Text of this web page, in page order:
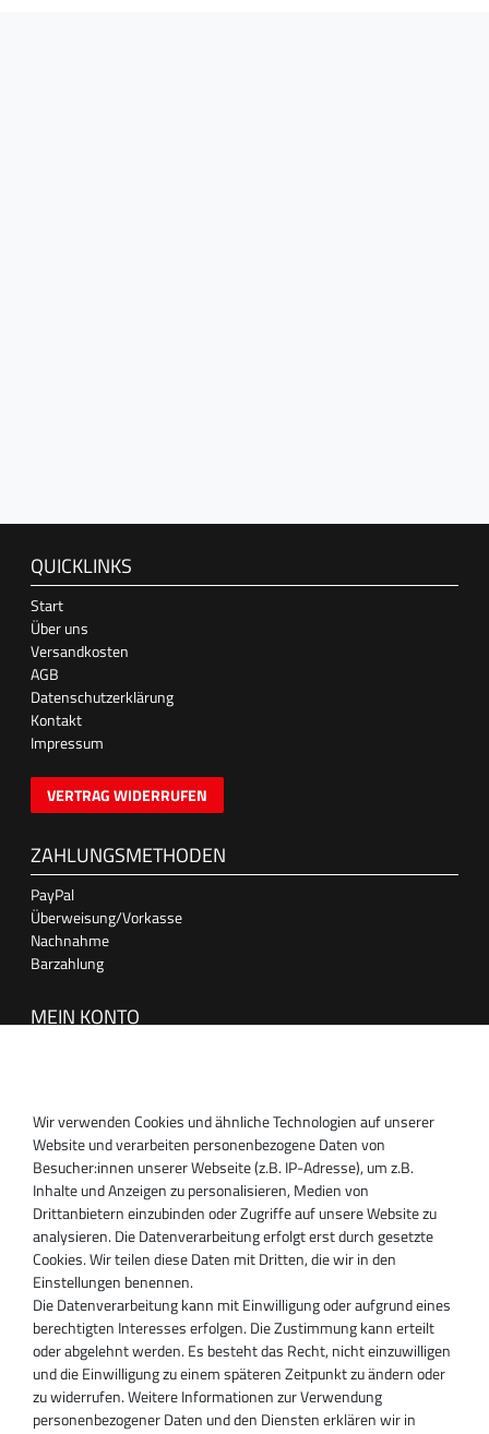
QUICKLINKS
Start
Über uns
Versandkosten
AGB
Datenschutzerklärung
Kontakt
Impressum
VERTRAG WIDERRUFEN
ZAHLUNGSMETHODEN
PayPal
Überweisung/Vorkasse
Nachnahme
Barzahlung
MEIN KONTO
SUPPORT
Inhaber:
Magnos Turbosystems GmbH
Miraustraße 27-29
D-13509 Berlin
+49 30 340 606 740
+49 30 340 606 740
+49 30 340 606 745
info@turboservice24.de
Aktuelle Öffnungszeiten
Mo-Fr: 08:00 Uhr - 18:00 Uhr
Wir verwenden Cookies und ähnliche Technologien auf unserer
Website und verarbeiten personenbezogene Daten von
Besucher:innen unserer Webseite (z.B. IP-Adresse), um z.B.
Inhalte und Anzeigen zu personalisieren, Medien von
Drittanbietern einzubinden oder Zugriffe auf unsere Website zu
analysieren. Die Datenverarbeitung erfolgt erst durch gesetzte
Cookies. Wir teilen diese Daten mit Dritten, die wir in den
Einstellungen benennen.
Die Datenverarbeitung kann mit Einwilligung oder aufgrund eines
berechtigten Interesses erfolgen. Die Zustimmung kann erteilt
oder abgelehnt werden. Es besteht das Recht, nicht einzuwilligen
und die Einwilligung zu einem späteren Zeitpunkt zu ändern oder
zu widerrufen. Weitere Informationen zur Verwendung
personenbezogener Daten und den Diensten erklären wir in